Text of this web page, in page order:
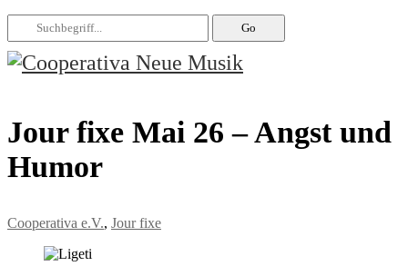
Jour fixe Mai 26 – Angst und
Humor
Cooperativa e.V., Jour fixe